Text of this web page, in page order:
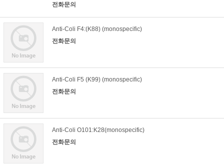
전화문의
Anti-Coli F4:(K88) (monospecific)
전화문의
Anti-Coli F5 (K99) (monospecific)
전화문의
Anti-Coli O101:K28(monospecific)
전화문의